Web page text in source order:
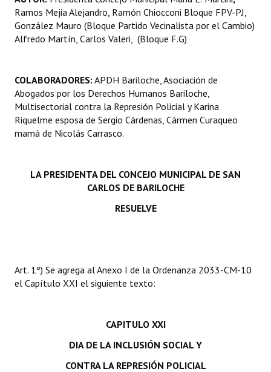
Ramos Mejia Alejandro, Ramón Chiocconi Bloque FPV-PJ,
González Mauro (Bloque Partido Vecinalista por el Cambio)
Alfredo Martín, Carlos Valeri, (Bloque F.G)
COLABORADORES: APDH Bariloche, Asociación de
Abogados por los Derechos Humanos Bariloche,
Multisectorial contra la Represión Policial y Karina
Riquelme esposa de Sergio Cárdenas, Cármen Curaqueo
mamá de Nicolás Carrasco.
LA PRESIDENTA DEL CONCEJO MUNICIPAL DE SAN
CARLOS DE BARILOCHE
RESUELVE
Art. 1º) Se agrega al Anexo I de la Ordenanza 2033-CM-10
el Capítulo XXI el siguiente texto:
CAPITULO XXI
DIA DE LA INCLUSIÓN SOCIAL Y
CONTRA LA REPRESIÓN POLICIAL